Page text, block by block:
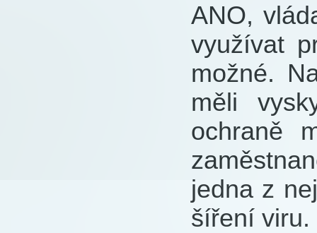
ANO,
využívat
možné.
měli
ochraně
jedna z
šíření viru.